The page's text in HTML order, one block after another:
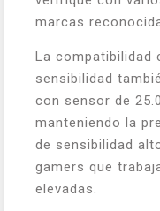
marcas
La compatibilidad
sensibilidad
con sensor de
manteniendo la
de sensibilidad
gamers que
elevadas.